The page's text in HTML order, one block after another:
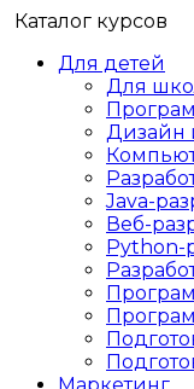
Каталог курсов
Для детей
Для
Дизайн
Java-
Веб-
Python-